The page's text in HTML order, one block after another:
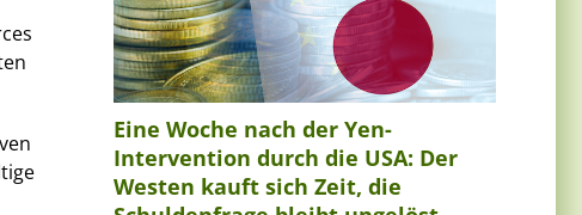
Eine Woche nach der Yen-
Intervention durch die USA: Der
Westen kauft sich Zeit, die